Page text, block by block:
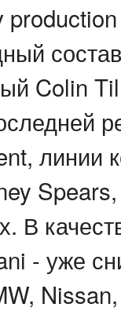
Colin
линии
В
- уже